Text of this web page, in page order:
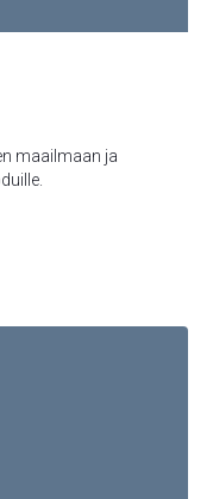
maailmaan ja